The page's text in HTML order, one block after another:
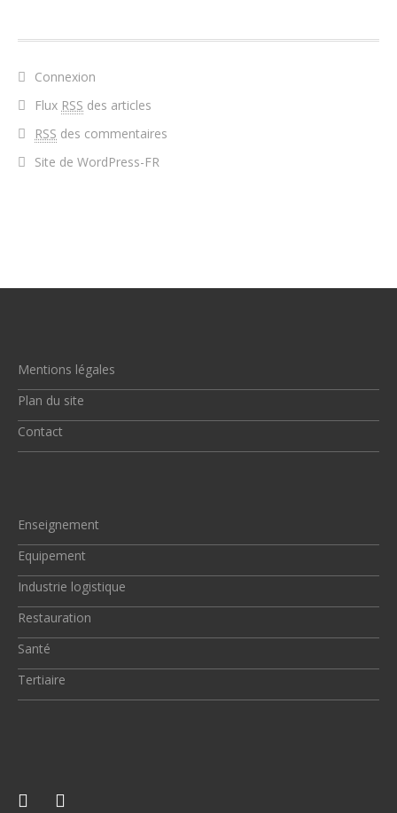
Connexion
Flux RSS des articles
RSS des commentaires
Site de WordPress-FR
Mentions légales
Plan du site
Contact
Enseignement
Equipement
Industrie logistique
Restauration
Santé
Tertiaire